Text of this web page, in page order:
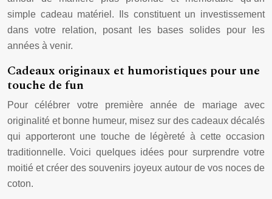
simple cadeau matériel. Ils constituent un investissement
dans votre relation, posant les bases solides pour les
années à venir.
Cadeaux originaux et humoristiques pour une
touche de fun
Pour célébrer votre première année de mariage avec
originalité et bonne humeur, misez sur des cadeaux décalés
qui apporteront une touche de légèreté à cette occasion
traditionnelle. Voici quelques idées pour surprendre votre
moitié et créer des souvenirs joyeux autour de vos noces de
coton.